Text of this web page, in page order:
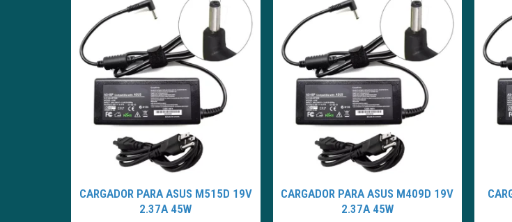
CARGADOR PARA ASUS M515D 19V
2.37A 45W
CARGADOR PARA ASUS M409D 19V
2.37A 45W